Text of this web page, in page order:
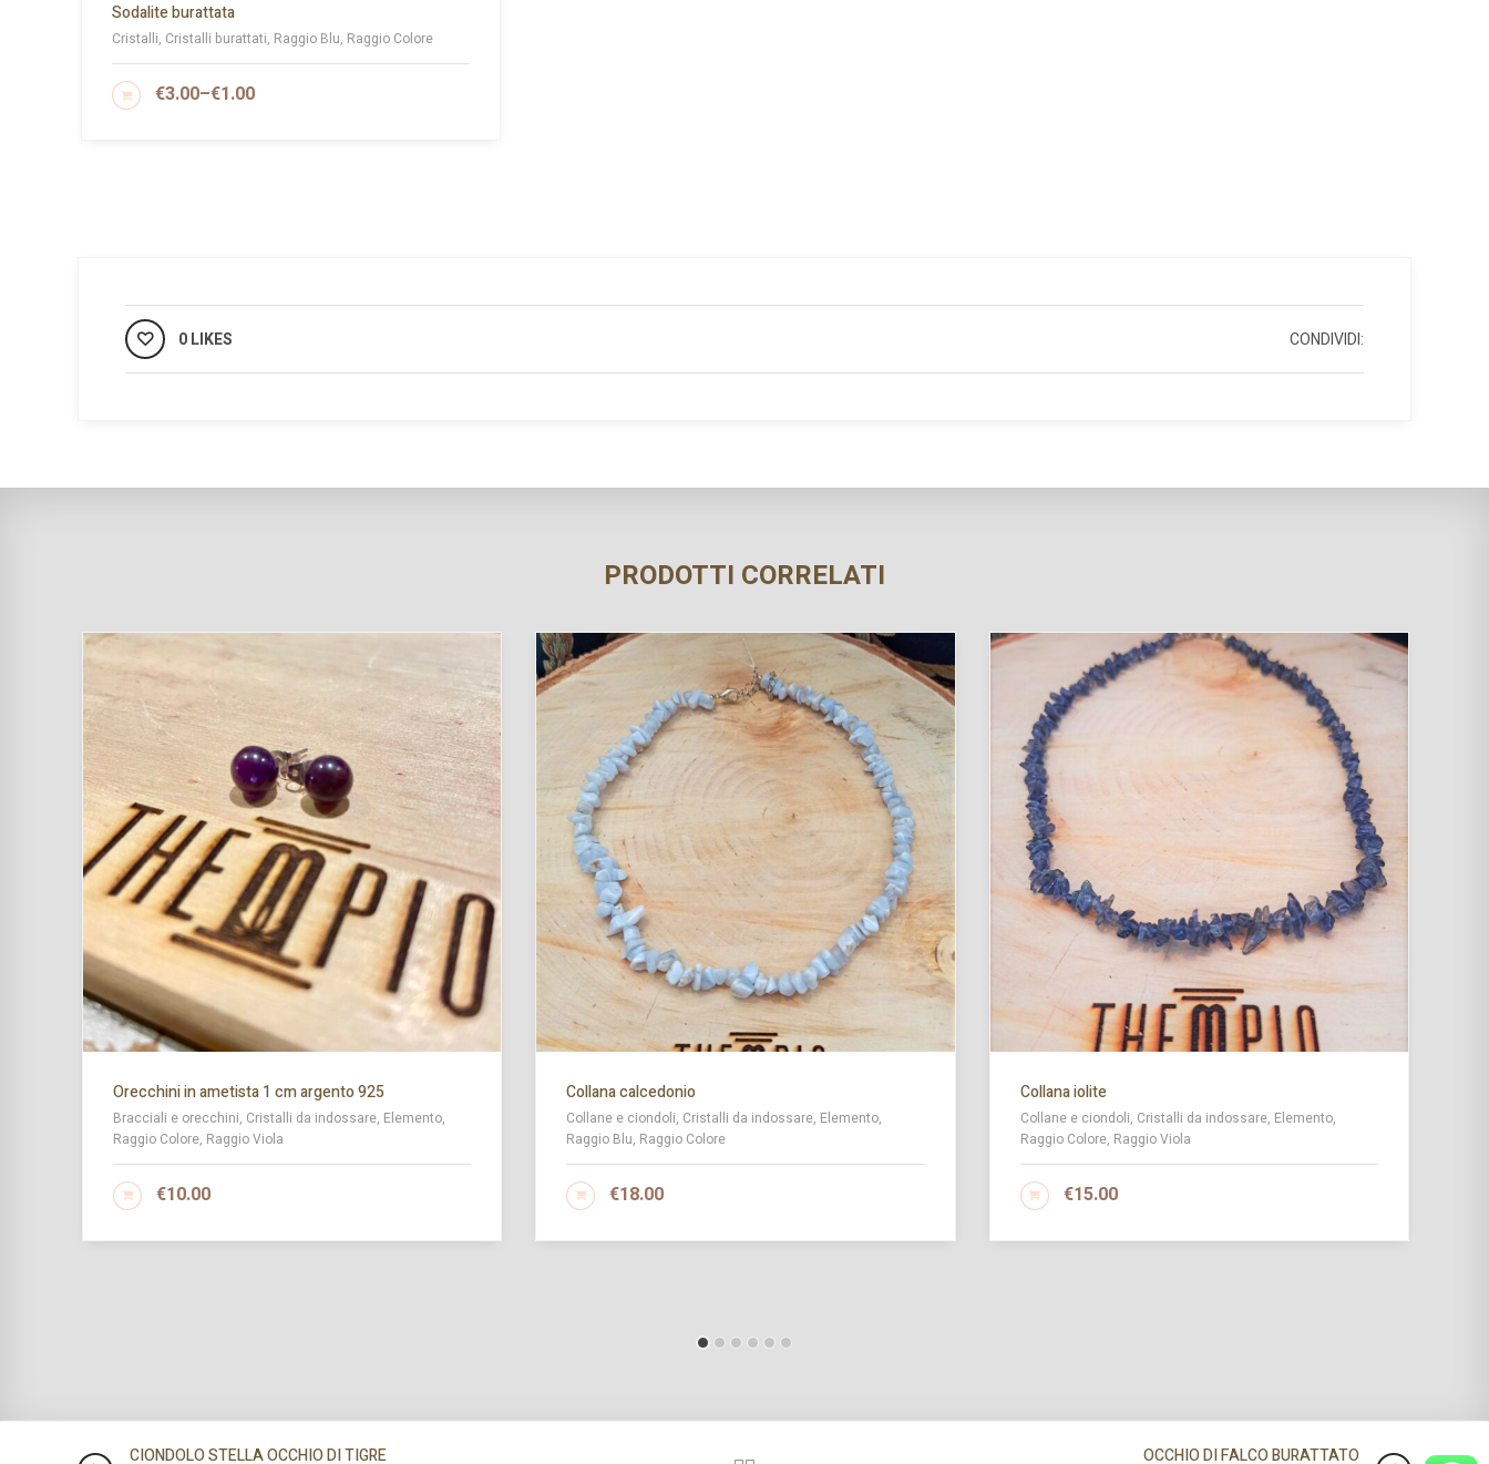
Sodalite burattata
Cristalli, Cristalli burattati, Raggio Blu, Raggio Colore
€1.00
–
€3.00
SCEGLI
CONDIVIDI:
0 LIKES
PRODOTTI CORRELATI
Orecchini in ametista 1 cm argento 925
Bracciali e orecchini, Cristalli da indossare, Elemento,
Raggio Colore, Raggio Viola
€10.00
AGGIUNGI AL CARRELLO
Collana calcedonio
Collane e ciondoli, Cristalli da indossare, Elemento,
Raggio Blu, Raggio Colore
€18.00
AGGIUNGI AL CARRELLO
Collana iolite
Collane e ciondoli, Cristalli da indossare, Elemento,
Raggio Colore, Raggio Viola
€15.00
AGGIUNGI AL CARRELLO
CIONDOLO STELLA OCCHIO DI TIGRE OCCHIO DI FALCO BURATTATO